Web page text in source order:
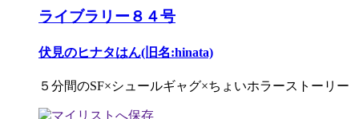
ライブラリー８４号
伏見のヒナタはん(旧名:hinata)
５分間のSF×シュールギャグ×ちょいホラーストーリー